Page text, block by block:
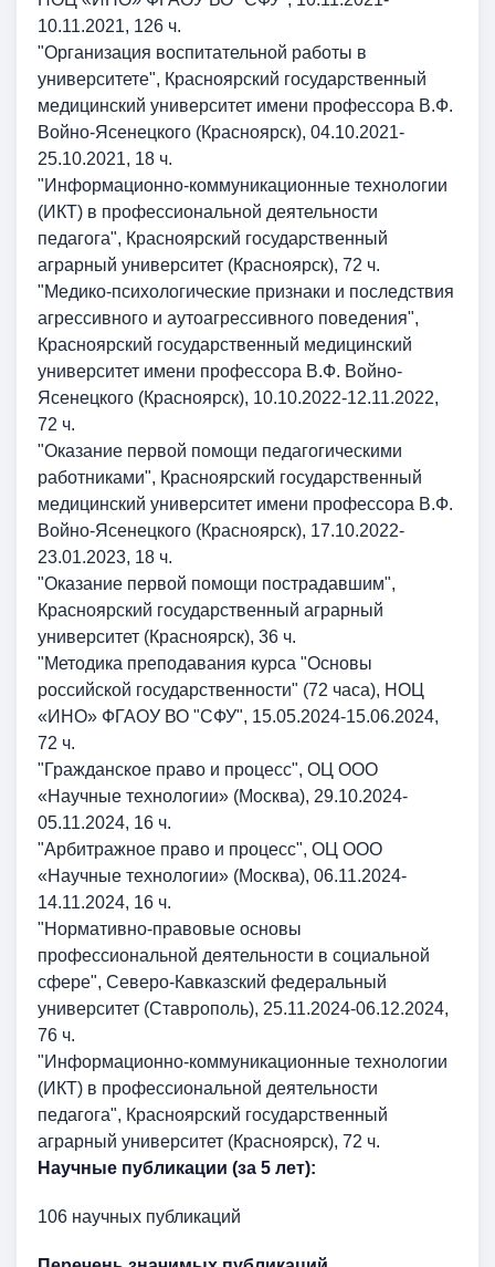
10.11.2021, 126 ч.
"Организация воспитательной работы в
университете", Красноярский государственный
медицинский университет имени профессора В.Ф.
Войно-Ясенецкого (Красноярск), 04.10.2021-
25.10.2021, 18 ч.
"Информационно-коммуникационные технологии
(ИКТ) в профессиональной деятельности
педагога", Красноярский государственный
аграрный университет (Красноярск), 72 ч.
"Медико-психологические признаки и последствия
агрессивного и аутоагрессивного поведения",
Красноярский государственный медицинский
университет имени профессора В.Ф. Войно-
Ясенецкого (Красноярск), 10.10.2022-12.11.2022,
72 ч.
"Оказание первой помощи педагогическими
работниками", Красноярский государственный
медицинский университет имени профессора В.Ф.
Войно-Ясенецкого (Красноярск), 17.10.2022-
23.01.2023, 18 ч.
"Оказание первой помощи пострадавшим",
Красноярский государственный аграрный
университет (Красноярск), 36 ч.
"Методика преподавания курса "Основы
российской государственности" (72 часа), НОЦ
«ИНО» ФГАОУ ВО "СФУ", 15.05.2024-15.06.2024,
72 ч.
"Гражданское право и процесс", ОЦ ООО
«Научные технологии» (Москва), 29.10.2024-
05.11.2024, 16 ч.
"Арбитражное право и процесс", ОЦ ООО
«Научные технологии» (Москва), 06.11.2024-
14.11.2024, 16 ч.
"Нормативно-правовые основы
профессиональной деятельности в социальной
сфере", Северо-Кавказский федеральный
университет (Ставрополь), 25.11.2024-06.12.2024,
76 ч.
"Информационно-коммуникационные технологии
(ИКТ) в профессиональной деятельности
педагога", Красноярский государственный
аграрный университет (Красноярск), 72 ч.
Научные публикации (за 5 лет):
106 научных публикаций